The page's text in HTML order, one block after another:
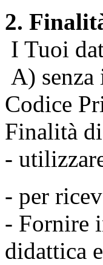
2.
I Tuoi
A) senza
Codice
Finalità
-
- per
- Fornire
didattica